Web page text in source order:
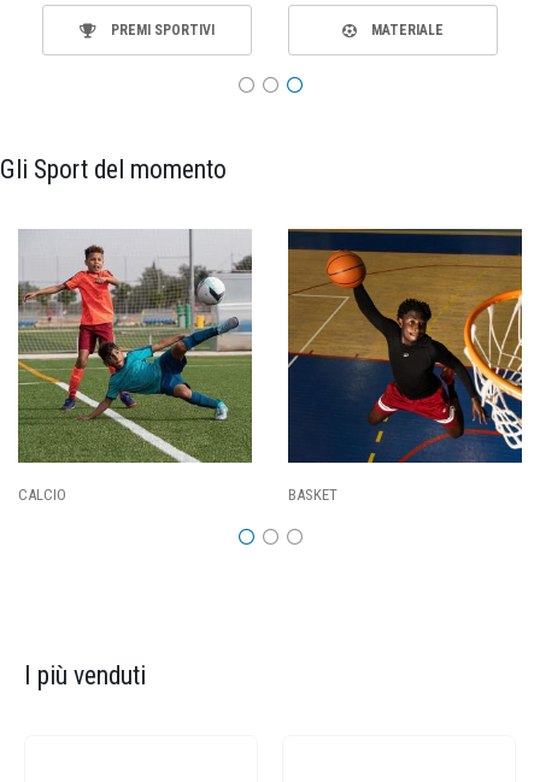
PREMI SPORTIVI MATERIALE
Gli Sport del momento
CALCIO BASKET
I più venduti